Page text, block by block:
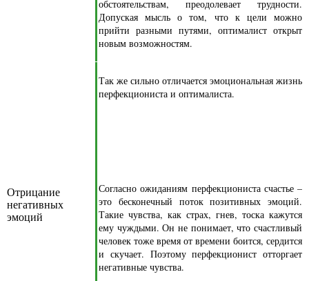
обстоятельствам, преодолевает трудности.
Допуская мысль о том, что к цели можно
прийти разными путями, оптималист открыт
новым возможностям.
Отрицание
негативных
эмоций
Так же сильно отличается эмоциональная жизнь
перфекциониста и оптималиста.
Согласно ожиданиям перфекциониста счастье –
это бесконечный поток позитивных эмоций.
Такие чувства, как страх, гнев, тоска кажутся
ему чуждыми. Он не понимает, что счастливый
человек тоже время от времени боится, сердится
и скучает. Поэтому перфекционист отторгает
негативные чувства.